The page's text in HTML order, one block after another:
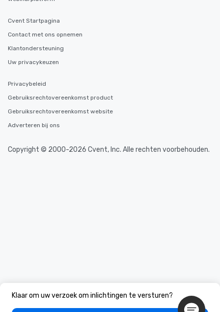
Klaar om uw verzoek om inlichtingen te versturen?
Cvent Startpagina
Contact met ons opnemen
Klantondersteuning
Uw privacykeuzen
Privacybeleid
Gebruiksrechtovereenkomst product
Gebruiksrechtovereenkomst website
Adverteren bij ons
Copyright © 2000-2026 Cvent, Inc. Alle rechten voorbehouden.